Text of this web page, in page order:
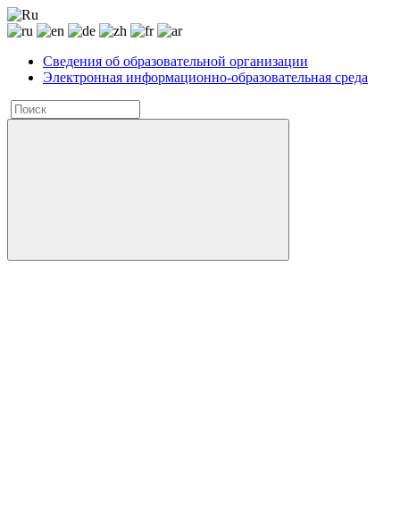
Сведения об образовательной организации
Электронная информационно-образовательная среда